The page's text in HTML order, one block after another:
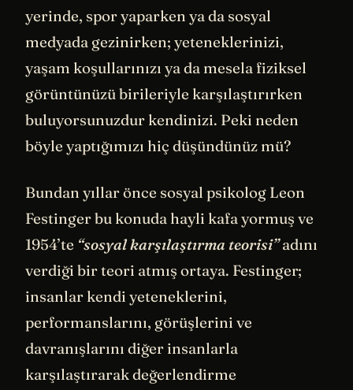
yerinde, spor yaparken ya da sosyal
medyada gezinirken; yeteneklerinizi,
yaşam koşullarınızı ya da mesela fiziksel
görüntünüzü birileriyle karşılaştırırken
buluyorsunuzdur kendinizi. Peki neden
böyle yaptığımızı hiç düşündünüz mü?
Bundan yıllar önce sosyal psikolog Leon
Festinger bu konuda hayli kafa yormuş ve
1954’te “sosyal karşılaştırma teorisi”adını
verdiği bir teori atmış ortaya. Festinger;
insanlar kendi yeteneklerini,
performanslarını, görüşlerini ve
davranışlarını diğer insanlarla
karşılaştırarak değerlendirme